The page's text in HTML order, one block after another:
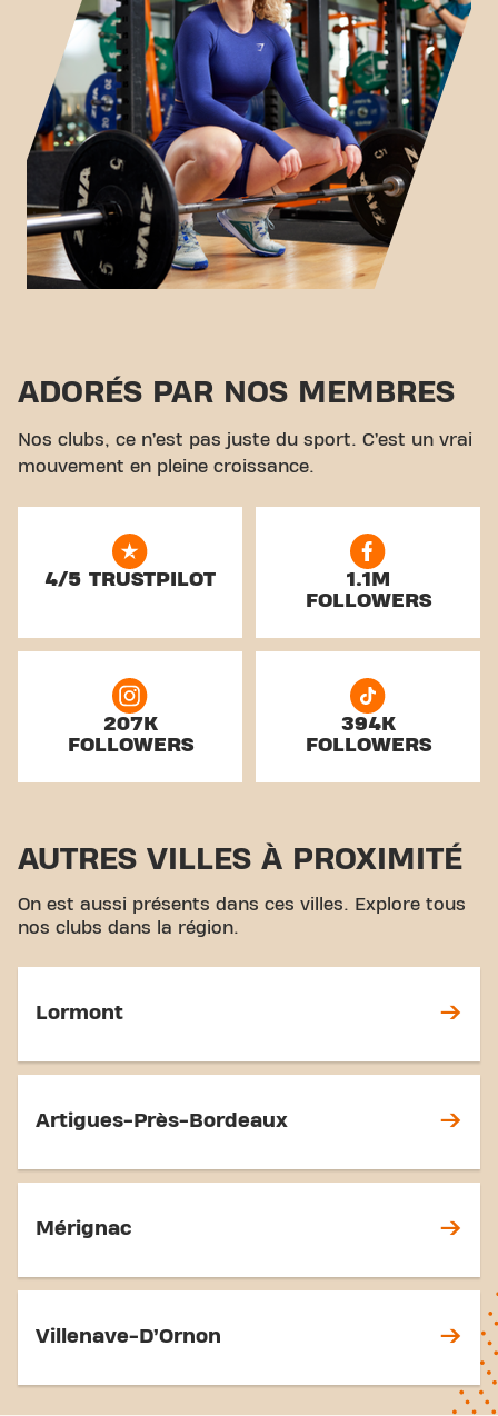
ADORÉS PAR NOS MEMBRES
Nos clubs, ce n’est pas juste du sport. C’est un vrai
mouvement en pleine croissance.
4/5 TRUSTPILOT
1.1M
FOLLOWERS
207K
FOLLOWERS
394K
FOLLOWERS
AUTRES VILLES À PROXIMITÉ
On est aussi présents dans ces villes. Explore tous
nos clubs dans la région.
Lormont
Artigues-Près-Bordeaux
Mérignac
Villenave-D’Ornon